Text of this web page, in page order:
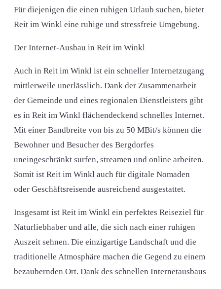
Für diejenigen die einen ruhigen Urlaub suchen, bietet
Reit im Winkl eine ruhige und stressfreie Umgebung.
Der Internet-Ausbau in Reit im Winkl
Auch in Reit im Winkl ist ein schneller Internetzugang
mittlerweile unerlässlich. Dank der Zusammenarbeit
der Gemeinde und eines regionalen Dienstleisters gibt
es in Reit im Winkl flächendeckend schnelles Internet.
Mit einer Bandbreite von bis zu 50 MBit/s können die
Bewohner und Besucher des Bergdorfes
uneingeschränkt surfen, streamen und online arbeiten.
Somit ist Reit im Winkl auch für digitale Nomaden
oder Geschäftsreisende ausreichend ausgestattet.
Insgesamt ist Reit im Winkl ein perfektes Reiseziel für
Naturliebhaber und alle, die sich nach einer ruhigen
Auszeit sehnen. Die einzigartige Landschaft und die
traditionelle Atmosphäre machen die Gegend zu einem
bezaubernden Ort. Dank des schnellen Internetausbaus